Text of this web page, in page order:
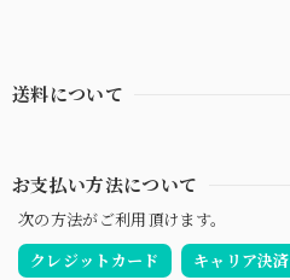
送料について
お支払い方法について
次の方法がご利用頂けます。
クレジットカード
キャリア決済